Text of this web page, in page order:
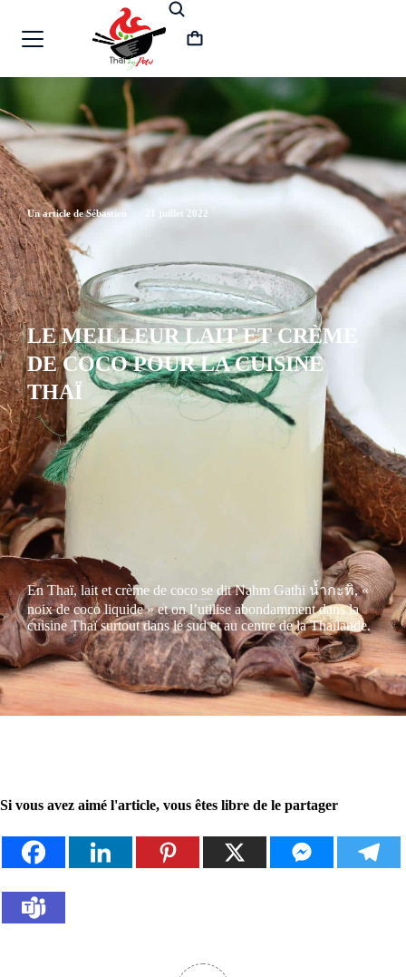
Un article de Sébastien 21 juillet 2022
LE MEILLEUR LAIT ET CRÈME
DE COCO POUR LA CUISINE
THAÏ
En Thaï, lait et crème de coco se dit Nahm Gathi น้ำกะทิ, «
noix de coco liquide » et on l’utilise abondamment dans la
cuisine Thaï surtout dans le sud et au centre de la Thaïlande.
Si vous avez aimé l'article, vous êtes libre de le partager